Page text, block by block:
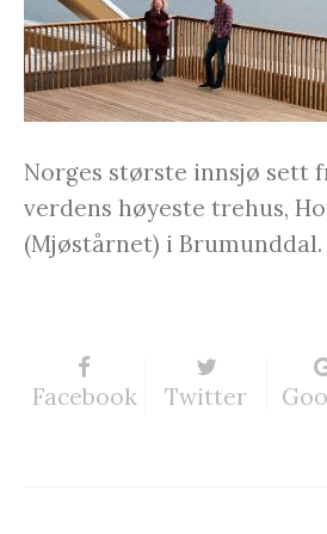
Norges største innsjø sett
verdens høyeste trehus,
(Mjøstårnet) i Brumunddal.
Facebook Twitter